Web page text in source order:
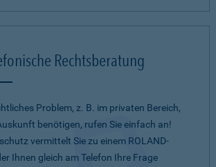
Rechtsberatung
Problem, z. B. im privaten Bereich,
benötigen, rufen Sie einfach an!
vermittelt Sie zu einem ROLAND-
Ihnen gleich am Telefon Ihre Frage